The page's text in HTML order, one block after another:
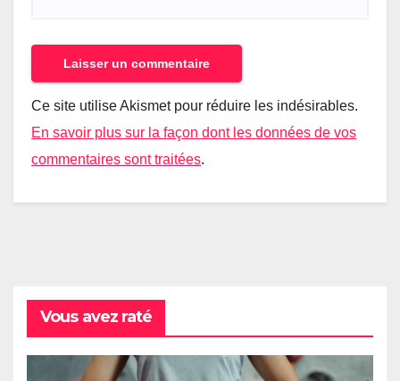
Ce site utilise Akismet pour réduire les indésirables.
En savoir plus sur la façon dont les données de vos
commentaires sont traitées.
Vous avez raté